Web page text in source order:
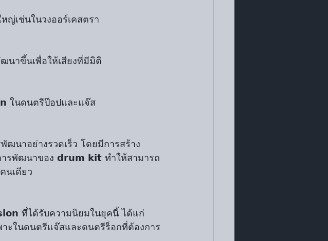
เช่นในวงออร์เคสตรา
าขึ้นเพื่อให้เสียงที่มีมิติ
ในดนตรีป๊อปและแจ๊ส
นาอย่างรวดเร็ว โดยมีการสร้าง
รพัฒนาของ 𝗱𝗿𝘂𝗺 𝗸𝗶𝘁 ทำให้สามารถ
นเดียว
ที่ได้รับความนิยมในยุคนี้ ได้แก่
ในดนตรีแจ๊สและดนตรีร็อกที่ต้องการ